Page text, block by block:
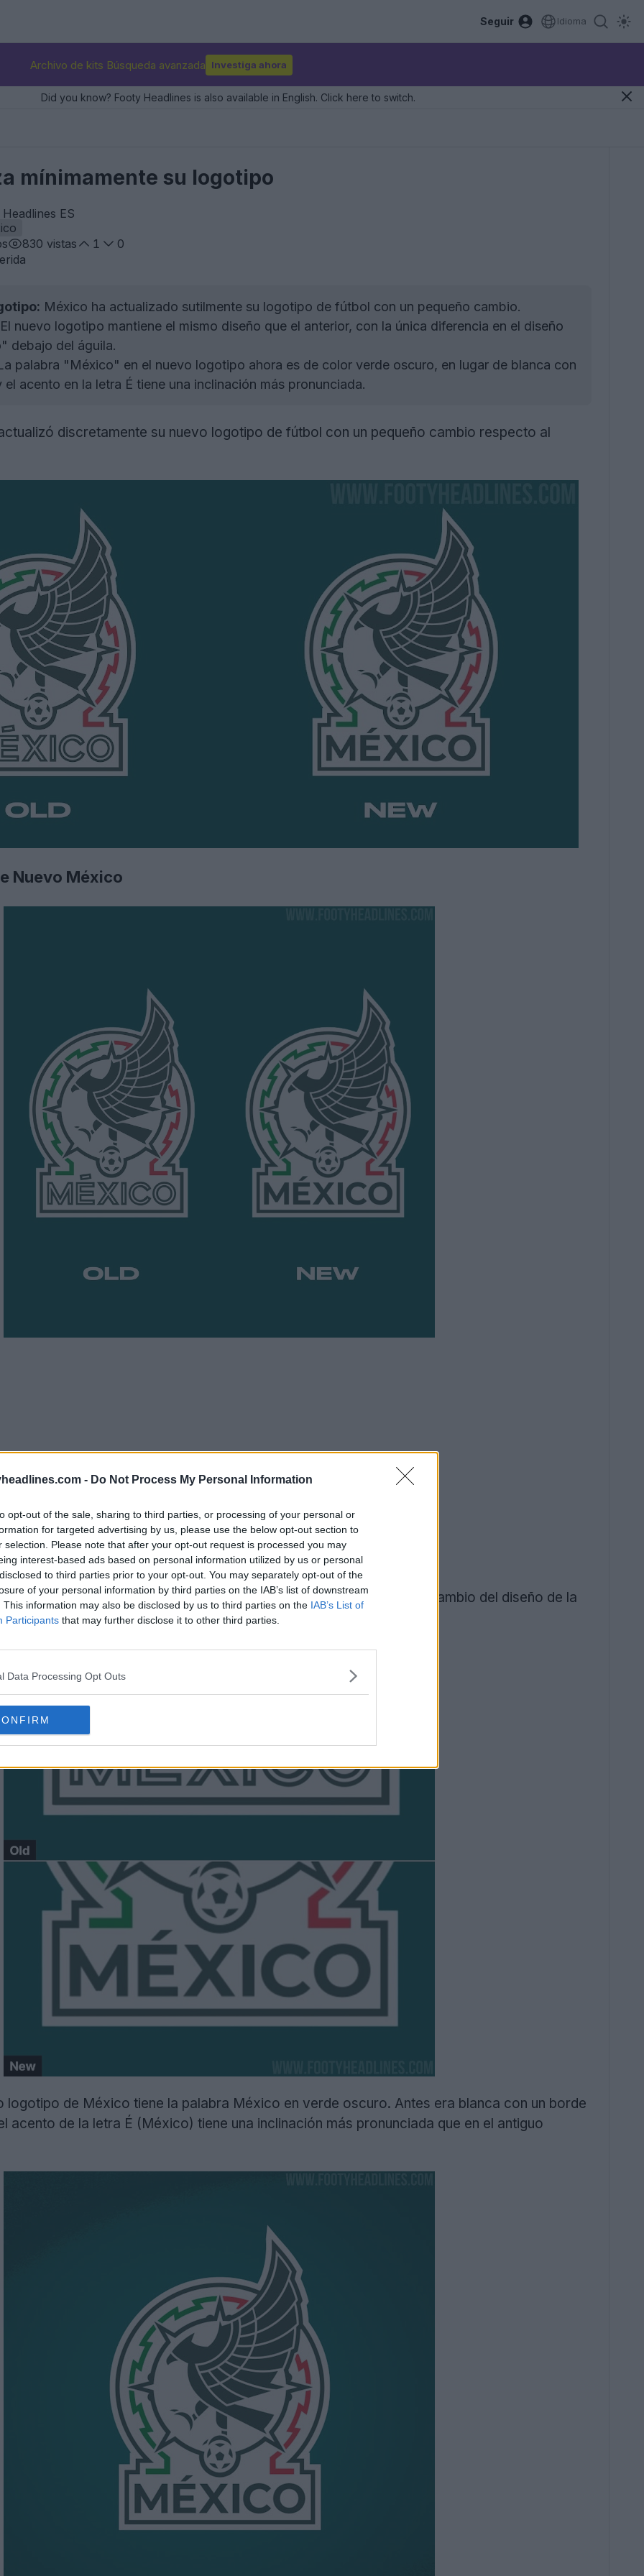
- Do Not Process My Personal Information
opt-out of the sale, sharing to third parties, or processing of your personal or
for targeted advertising by us, please use the below opt-out section to
selection. Please note that after your opt-out request is processed you may
interest-based ads based on personal information utilized by us or personal
to third parties prior to your opt-out. You may separately opt-out of the
of your personal information by third parties on the IAB’s list of downstream
This information may also be disclosed by us to third parties on the IAB’s List of
Participants that may further disclose it to other third parties.
Data Processing Opt Outs
Seguir Idioma
Archivo de kits Búsqueda avanzada Investiga ahora
Did you know? Footy Headlines is also available in English. Click here to switch.
mínimamente su logotipo
ES
830 vistas 1
0
México ha actualizado sutilmente su logotipo de fútbol con un pequeño cambio.
El nuevo logotipo mantiene el mismo diseño que el anterior, con la única diferencia en el diseño
debajo del águila.
palabra "México" en el nuevo logotipo ahora es de color verde oscuro, en lugar de blanca con
acento en la letra É tiene una inclinación más pronunciada.
discretamente su nuevo logotipo de fútbol con un pequeño cambio respecto al
Nuevo México
de México mantiene el mismo diseño que el anterior, con el único cambio del diseño de la
del águila.
logotipo de México tiene la palabra México en verde oscuro. Antes era blanca con un borde
acento de la letra É (México) tiene una inclinación más pronunciada que en el antiguo